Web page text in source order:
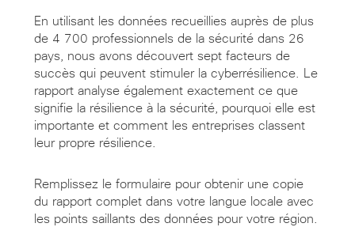
En utilisant les données recueillies auprès de plus
de 4 700 professionnels de la sécurité dans 26
pays, nous avons découvert sept facteurs de
succès qui peuvent stimuler la cyberrésilience. Le
rapport analyse également exactement ce que
signifie la résilience à la sécurité, pourquoi elle est
importante et comment les entreprises classent
leur propre résilience.
Remplissez le formulaire pour obtenir une copie
du rapport complet dans votre langue locale avec
les points saillants des données pour votre région.